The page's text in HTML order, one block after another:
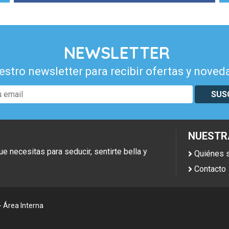
NEWSLETTER
newsletter para recibir ofertas y
necesitas para seducir, sentirte bella y
Quiénes
Contacto
Área Interna